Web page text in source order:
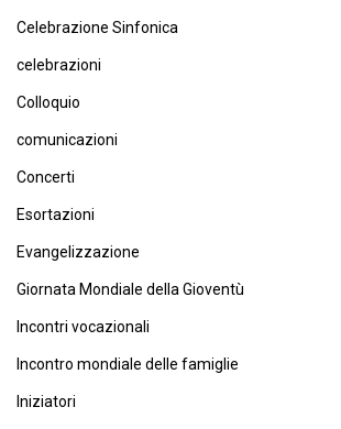
Celebrazione Sinfonica
celebrazioni
Colloquio
comunicazioni
Concerti
Esortazioni
Evangelizzazione
Giornata Mondiale della Gioventù
Incontri vocazionali
Incontro mondiale delle famiglie
Iniziatori